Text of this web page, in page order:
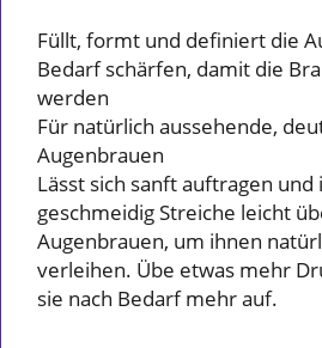
Füllt, formt und definiert die
Bedarf schärfen, damit die
werden
Für natürlich aussehende,
Augenbrauen
Lässt sich sanft auftragen und
geschmeidig Streiche leicht
Augenbrauen, um ihnen
verleihen. Übe etwas mehr
sie nach Bedarf mehr auf.